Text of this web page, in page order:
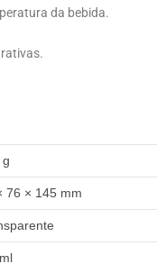
da bebida.
g
76 × 145 mm